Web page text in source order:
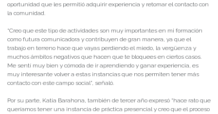
oportunidad que les permitió adquirir experiencia y retomar el contacto con
la comunidad.
“Creo que este tipo de actividades son muy importantes en mi formación
como futura comunicadora y contribuyen de gran manera, ya que el
trabajo en terreno hace que vayas perdiendo el miedo, la vergüenza y
muchos ámbitos negativos que hacen que te bloquees en ciertos casos.
Me sentí muy bien y cómoda de ir aprendiendo y ganar experiencia, es
muy interesante volver a estas instancias que nos permiten tener más
contacto con este campo social”, señaló.
Por su parte, Katia Barahona, también de tercer año expresó “hace rato que
queríamos tener una instancia de práctica presencial y creo que el proceso